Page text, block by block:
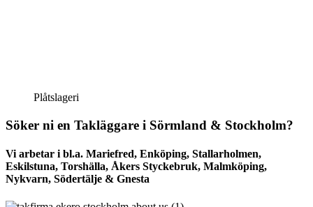
Plåtslageri
Söker ni en Takläggare i Sörmland & Stockholm?
Vi arbetar i bl.a. Mariefred, Enköping, Stallarholmen,
Eskilstuna, Torshälla, Åkers Styckebruk, Malmköping,
Nykvarn, Södertälje & Gnesta